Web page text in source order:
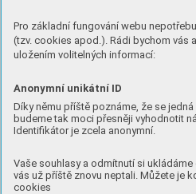
Pro základní fungování webu
(tzv. cookies apod.). Rádi bychom vás
uložením volitelných informací:
Anonymní unikátní ID
Díky němu příště poznáme, že se
budeme tak moci přesněji vyhodnotit
Identifikátor je zcela anonymní.
Vaše souhlasy a odmítnutí si
vás už příště znovu neptali. Můžete je
cookies